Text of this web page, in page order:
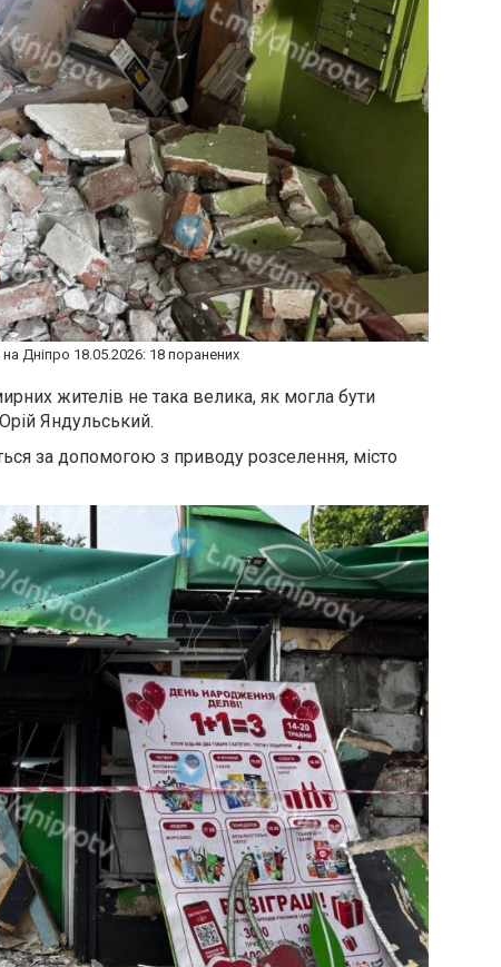
Дніпро 18.05.2026: 18 поранених
жителів не така велика, як могла бути
Яндульський.
за допомогою з приводу розселення, місто